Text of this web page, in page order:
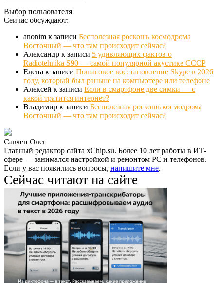
Выбор пользователя:
Сейчас обсуждают:
anonim к записи Бесполезная роскошь космодрома
Восточный — что там происходит сейчас?
Александр к записи 5 удивляющих фактов о
Radiotehnika S90 — самой популярной акустике СССР
Елена к записи Пошаговое восстановление Skype в 2026
году, который был раньше на компьютере или телефоне
Алексей к записи Если в смартфоне две симки — с
какой тратится интернет?
Владимир к записи Бесполезная роскошь космодрома
Восточный — что там происходит сейчас?
Савчен Олег
Главный редактор сайта xChip.su. Более 10 лет работы в ИТ-
сфере — занимался настройкой и ремонтом PC и телефонов.
Если у вас появились вопросы, напишите мне.
Сейчас читают на сайте